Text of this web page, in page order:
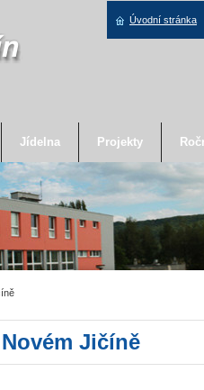
Jičíně
Jídelna Projekty
Úvodní stránka